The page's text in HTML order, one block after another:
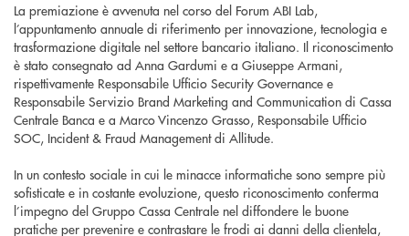
La premiazione è avvenuta nel corso del Forum ABI Lab,
l’appuntamento annuale di riferimento per innovazione, tecnologia e
trasformazione digitale nel settore bancario italiano. Il riconoscimento
è stato consegnato ad Anna Gardumi e a Giuseppe Armani,
rispettivamente Responsabile Ufficio Security Governance e
Responsabile Servizio Brand Marketing and Communication di Cassa
Centrale Banca e a Marco Vincenzo Grasso, Responsabile Ufficio
SOC, Incident & Fraud Management di Allitude.
In un contesto sociale in cui le minacce informatiche sono sempre più
sofisticate e in costante evoluzione, questo riconoscimento conferma
l’impegno del Gruppo Cassa Centrale nel diffondere le buone
pratiche per prevenire e contrastare le frodi ai danni della clientela,